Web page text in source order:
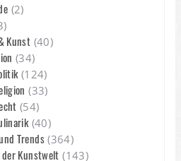
(2)
Kunst (40)
(34)
(124)
(33)
(54)
(40)
Trends(364)
der Kunstwelt (143)